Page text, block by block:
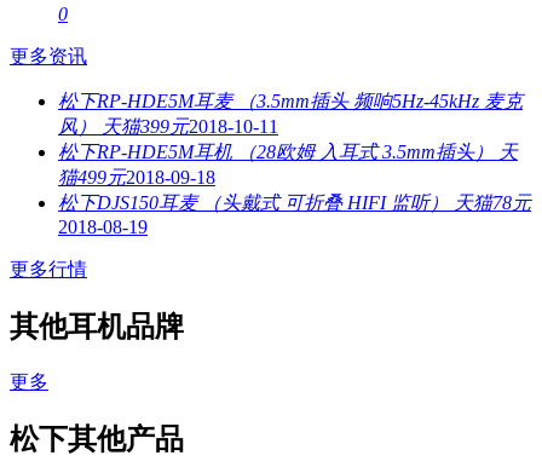
0
更多资讯
松下RP-HDE5M耳麦 （3.5mm插头 频响5Hz-45kHz 麦克
风） 天猫399元2018-10-11
松下RP-HDE5M耳机 （28欧姆 入耳式 3.5mm插头） 天
猫499元2018-09-18
松下DJS150耳麦 （头戴式 可折叠 HIFI 监听） 天猫78元
2018-08-19
更多行情
其他耳机品牌
更多
松下其他产品